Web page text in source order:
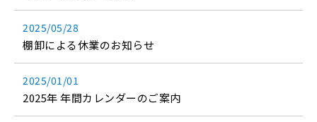
2025/05/28
棚卸による休業のお知らせ
2025/01/01
2025年 年間カレンダーのご案内